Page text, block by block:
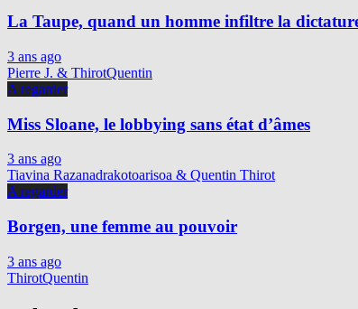
La Taupe, quand un homme infiltre la
3 ans ago
Pierre J. & ThirotQuentin
A regarder
Miss Sloane, le lobbying sans état d’âmes
3 ans ago
Tiavina Razanadrakotoarisoa & Quentin Thirot
A regarder
Borgen, une femme au pouvoir
3 ans ago
ThirotQuentin